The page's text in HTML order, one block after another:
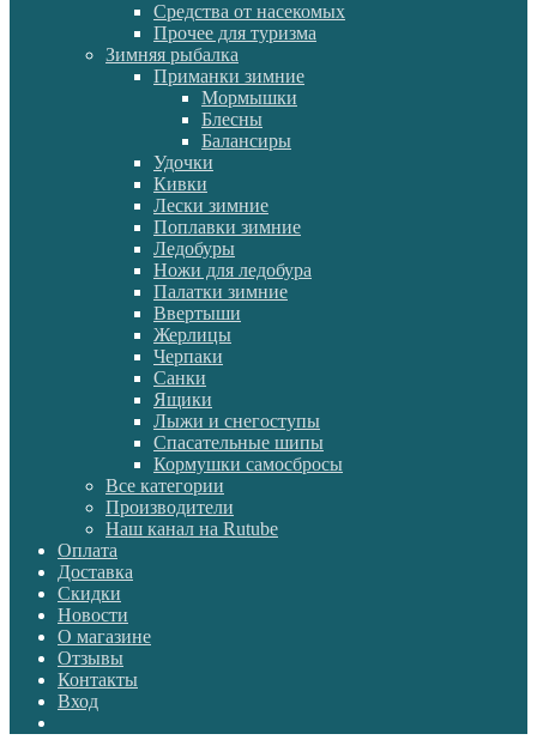
Средства от насекомых
Прочее для туризма
Зимняя рыбалка
Приманки зимние
Мормышки
Блесны
Балансиры
Удочки
Кивки
Лески зимние
Поплавки зимние
Ледобуры
Ножи для ледобура
Палатки зимние
Ввертыши
Жерлицы
Черпаки
Санки
Ящики
Лыжи и снегоступы
Спасательные шипы
Кормушки самосбросы
Все категории
Производители
Наш канал на Rutube
Оплата
Доставка
Скидки
Новости
О магазине
Отзывы
Контакты
Вход